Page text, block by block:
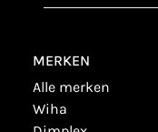
MERKEN
alle merken
wiha